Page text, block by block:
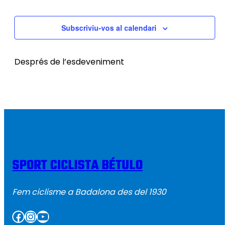
Subscriviu-vos al calendari
Després de l’esdeveniment
SPORT CICLISTA BÉTULO
Fem ciclisme a Badalona des del 1930
Facebook InstagramYouTube